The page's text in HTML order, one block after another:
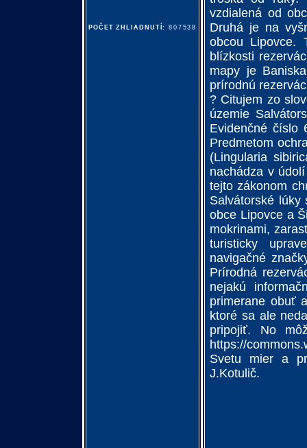
vzdialená od
Druhá je na
obcou Lipovce.
blízkosti
mapy je
prírodnú
? Citujem zo
územie
Evidenčné číslo
Predmetom
(Lingularia
nachádza v
tejto zákonom
Salvátorské lúky
obce Lipovce a
mokrinami,
turisticky
navigačné
Prírodná
nejakú
primerane obuť
ktoré sa ale
pripojiť. No
https://
Svetu mier a
J.Kotulič.
POČET ZHLIADNUTÍ: 807538